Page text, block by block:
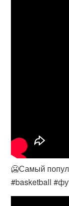
🥶Самый
#basketball